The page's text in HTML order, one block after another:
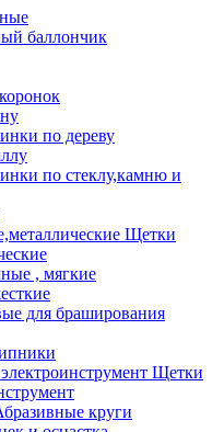
баллончик
по дереву
по стеклу,камню и
Щетки
, мягкие
для браширования
Щетки
круги